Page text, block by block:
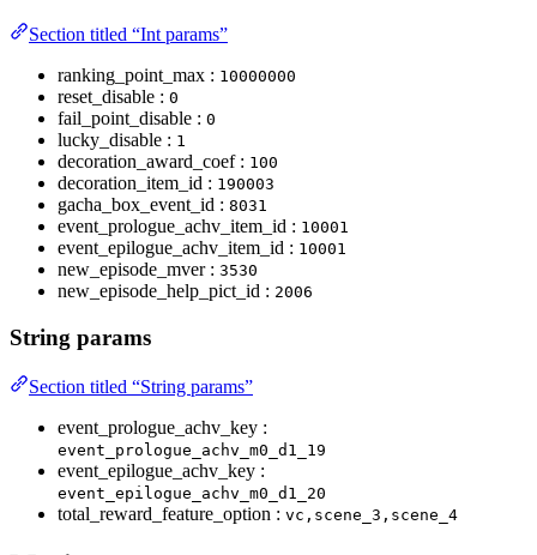
Section titled “Int params”
ranking_point_max : 10000000
reset_disable : 0
fail_point_disable : 0
lucky_disable : 1
decoration_award_coef : 100
decoration_item_id : 190003
gacha_box_event_id : 8031
event_prologue_achv_item_id : 10001
event_epilogue_achv_item_id : 10001
new_episode_mver : 3530
new_episode_help_pict_id : 2006
String params
Section titled “String params”
event_prologue_achv_key :
event_prologue_achv_m0_d1_19
event_epilogue_achv_key :
event_epilogue_achv_m0_d1_20
total_reward_feature_option : vc,scene_3,scene_4